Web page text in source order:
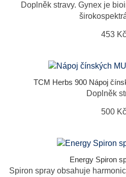
Doplněk stravy. Gynex je
453 Kč
TCM Herbs 900 Nápoj
Doplněk
500 Kč
Energy Spiron
Spiron spray obsahuje